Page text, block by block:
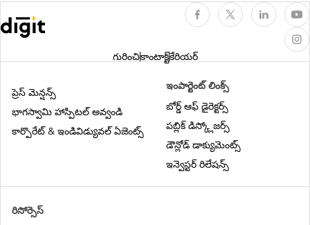
Due Date Calculator
గ్రాట్యుటీ మొత్తాన్ని లెక్కించడానికి కాలిక్యులేటర్
గురించికాంటాక్ట్కేరియర్
రిసోర్సెస్
ప్రెస్ మెన్షన్స్
భాగస్వామి హాస్పిటల్ అవ్వండి
కార్పొరేట్ & ఇండివిడ్యువల్ ఏజెంట్స్
ఇంపార్టెంట్ లింక్స్
బోర్డ్ ఆఫ్ డైరెక్టర్స్
పబ్లిక్ డిస్క్లోజర్స్
డౌన్లోడ్ డాక్యుమెంట్స్
ఇన్వెస్టర్ రిలేషన్స్